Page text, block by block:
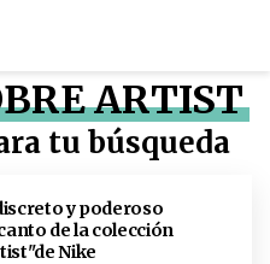
ARTIST
tu búsqueda
y poderoso
de la colección
Nike